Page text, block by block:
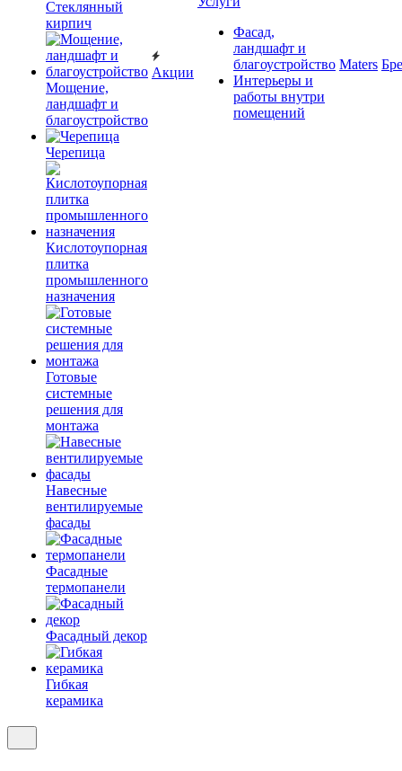
Cтеклянный
кирпич
Мощение,
ландшафт и
благоустройство
Черепица
Кислотоупорная
плитка
промышленного
назначения
Готовые
системные
решения для
монтажа
Навесные
вентилируемые
фасады
Фасадные
термопанели
Фасадный декор
Гибкая
керамика
Акции
Фасад,
ландшафт и
благоустройство
Интерьеры и
работы внутри
помещений
Maters